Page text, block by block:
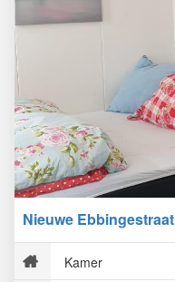
Nieuwe Ebbingestraat
Kamer